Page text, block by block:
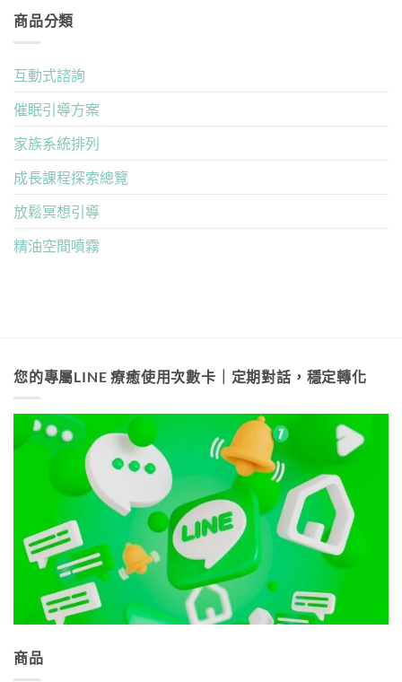
商品分類
互動式諮詢
催眠引導方案
家族系統排列
成長課程探索總覽
放鬆冥想引導
精油空間噴霧
您的專屬LINE 療癒使用次數卡｜定期對話，穩定轉化
商品